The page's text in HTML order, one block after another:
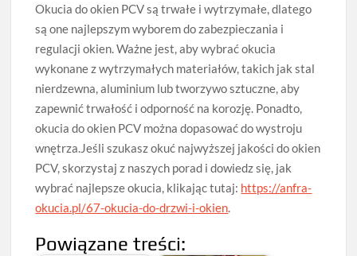
Okucia do okien PCV są trwałe i wytrzymałe, dlatego
są one najlepszym wyborem do zabezpieczania i
regulacji okien. Ważne jest, aby wybrać okucia
wykonane z wytrzymałych materiałów, takich jak stal
nierdzewna, aluminium lub tworzywo sztuczne, aby
zapewnić trwałość i odporność na korozję. Ponadto,
okucia do okien PCV można dopasować do wystroju
wnętrza.Jeśli szukasz okuć najwyższej jakości do okien
PCV, skorzystaj z naszych porad i dowiedz się, jak
wybrać najlepsze okucia, klikając tutaj: https://anfra-
okucia.pl/67-okucia-do-drzwi-i-okien.
Powiązane treści: